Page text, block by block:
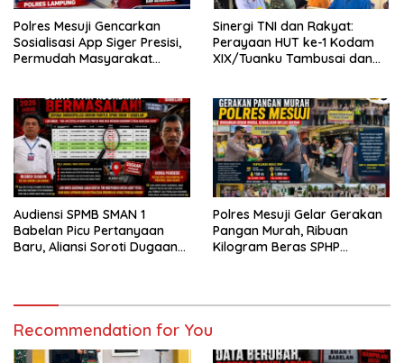
Polres Mesuji Gencarkan
Sosialisasi App Siger Presisi,
Permudah Masyarakat
Sinergi TNI dan Rakyat:
Perayaan HUT ke-1 Kodam
XIX/Tuanku Tambusai dan
Rempak
Audiensi SPMB SMAN 1
Babelan Picu Pertanyaan
Baru, Aliansi Soroti Dugaan
Polres Mesuji Gelar Gerakan
Pangan Murah, Ribuan
Kilogram Beras SPHP
Recommendation for You